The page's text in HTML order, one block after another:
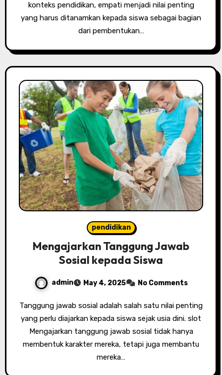
konteks pendidikan, empati menjadi nilai penting
yang harus ditanamkan kepada siswa sebagai bagian
dari pembentukan…
pendidikan
Mengajarkan Tanggung Jawab
Sosial kepada Siswa
admin May 4, 2025 No Comments
Tanggung jawab sosial adalah salah satu nilai penting
yang perlu diajarkan kepada siswa sejak usia dini. slot
Mengajarkan tanggung jawab sosial tidak hanya
membentuk karakter mereka, tetapi juga membantu
mereka…